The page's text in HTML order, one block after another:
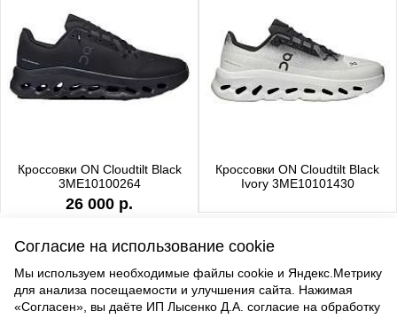
Кроссовки ON Cloudtilt Black
3ME10100264
26 000 р.
Кроссовки ON Cloudtilt Black
Ivory 3ME10101430
Согласие на использование cookie
Мы используем необходимые файлы cookie и Яндекс.Метрику
для анализа посещаемости и улучшения сайта. Нажимая
«Согласен», вы даёте ИП Лысенко Д.А. согласие на обработку